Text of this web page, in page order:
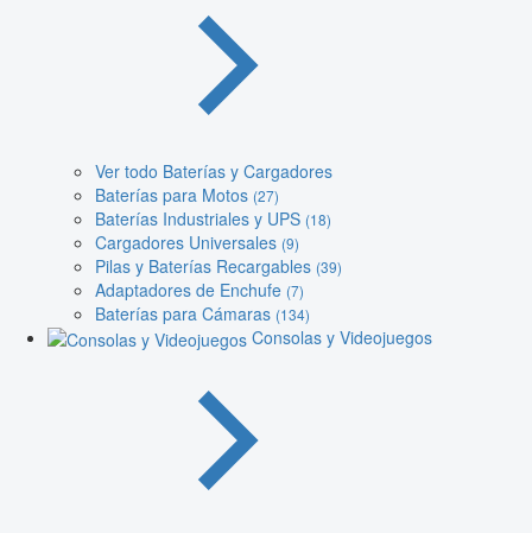
Ver todo Baterías y Cargadores
Baterías para Motos (27)
Baterías Industriales y UPS (18)
Cargadores Universales (9)
Pilas y Baterías Recargables (39)
Adaptadores de Enchufe (7)
Baterías para Cámaras (134)
Consolas y Videojuegos